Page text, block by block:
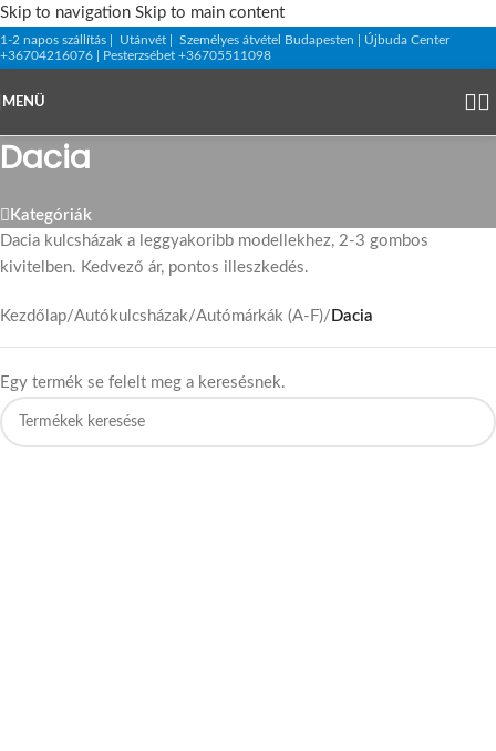
Skip to navigation Skip to main content
1-2 napos szállítás | Utánvét | Személyes átvétel Budapesten | Újbuda Center
+36704216076 | Pesterzsébet +36705511098
MENÜ
Dacia
Kategóriák
Dacia kulcsházak a leggyakoribb modellekhez, 2-3 gombos
kivitelben. Kedvező ár, pontos illeszkedés.
Kezdőlap/Autókulcsházak/Autómárkák (A-F)/ Dacia
Egy termék se felelt meg a keresésnek.